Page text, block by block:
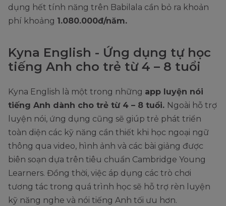
dụng hết tính năng trên Babilala cần bỏ ra khoản
phí khoảng 1.080.000đ/năm.
Kyna English - Ứng dụng tự học
tiếng Anh cho trẻ từ 4 – 8 tuổi
Kyna English là một trong những app luyện nói
tiếng Anh dành cho trẻ từ 4 – 8 tuổi. Ngoài hỗ trợ
luyện nói, ứng dụng cũng sẽ giúp trẻ phát triển
toàn diện các kỹ năng cần thiết khi học ngoại ngữ
thông qua video, hình ảnh và các bài giảng được
biên soạn dựa trên tiêu chuẩn Cambridge Young
Learners. Đồng thời, việc áp dụng các trò chơi
tương tác trong quá trình học sẽ hỗ trợ rèn luyện
kỹ năng nghe và nói tiếng Anh tối ưu hơn.